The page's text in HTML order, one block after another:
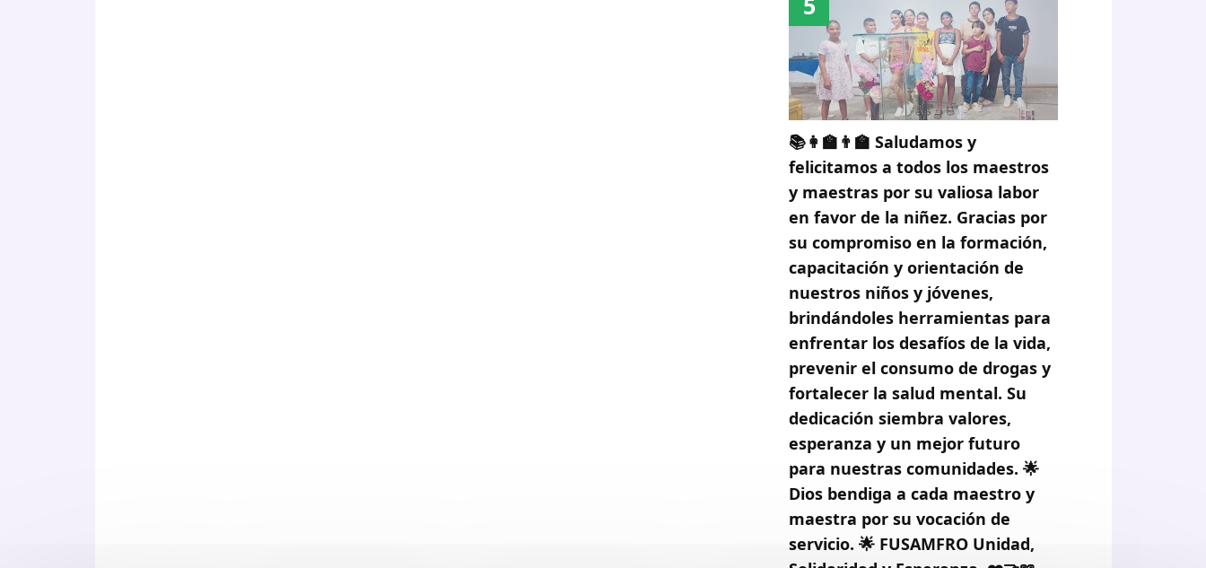
📚👩‍🏫👨‍🏫 Saludamos y
felicitamos a todos los maestros
y maestras por su valiosa labor
en favor de la niñez. Gracias por
su compromiso en la formación,
capacitación y orientación de
nuestros niños y jóvenes,
brindándoles herramientas para
enfrentar los desafíos de la vida,
prevenir el consumo de drogas y
fortalecer la salud mental. Su
dedicación siembra valores,
esperanza y un mejor futuro
para nuestras comunidades. 🌟
Dios bendiga a cada maestro y
maestra por su vocación de
servicio. 🌟 FUSAMFRO Unidad,